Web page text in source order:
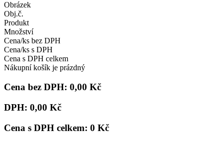
Obrázek
Obj.č.
Produkt
Množství
Cena/ks bez DPH
Cena/ks s DPH
Cena s DPH celkem
Nákupní košík je prázdný
Cena bez DPH: 0,00 Kč
DPH: 0,00 Kč
Cena s DPH celkem: 0 Kč